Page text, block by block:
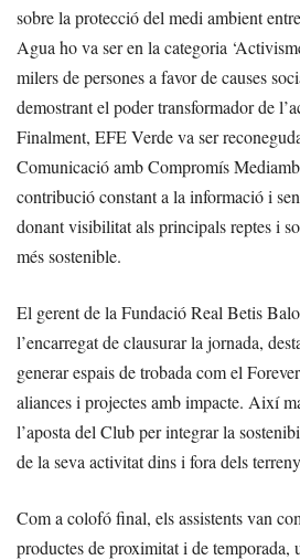
sobre la protecció del medi ambient
Agua ho va ser en la categoria
milers de persones a favor de causes
demostrant el poder transformador de
Finalment, EFE Verde va ser
Comunicació amb Compromís
contribució constant a la informació i
donant visibilitat als principals reptes i
més sostenible.
El gerent de la Fundació Real Betis
l’encarregat de clausurar la jornada,
generar espais de trobada com el
aliances i projectes amb impacte. Així
l’aposta del Club per integrar la
de la seva activitat dins i fora dels
Com a colofó final, els assistents van
productes de proximitat i de temporada,